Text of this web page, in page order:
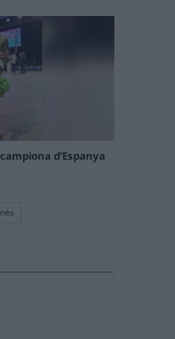
d’Espanya